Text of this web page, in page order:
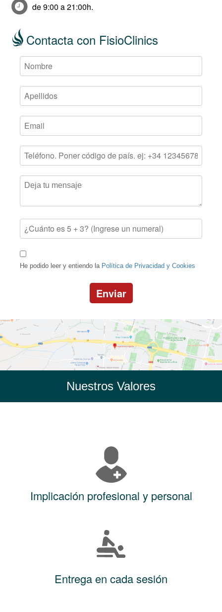
de 9:00 a 21:00h.
Contacta con FisioClinics
He podido leer y entiendo la Política de Privacidad y Cookies
Enviar
Nuestros Valores
Implicación profesional y personal
Entrega en cada sesión